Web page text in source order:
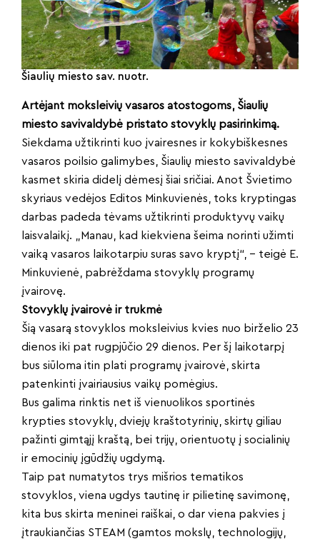
Šiaulių miesto sav. nuotr.
Artėjant moksleivių vasaros atostogoms, Šiaulių
miesto savivaldybė pristato stovyklų pasirinkimą.
Siekdama užtikrinti kuo įvairesnes ir kokybiškesnes
vasaros poilsio galimybes, Šiaulių miesto savivaldybė
kasmet skiria didelį dėmesį šiai sričiai. Anot Švietimo
skyriaus vedėjos Editos Minkuvienės, toks kryptingas
darbas padeda tėvams užtikrinti produktyvų vaikų
laisvalaikį. „Manau, kad kiekviena šeima norinti užimti
vaiką vasaros laikotarpiu suras savo kryptį“, – teigė E.
Minkuvienė, pabrėždama stovyklų programų
įvairovę.
Stovyklų įvairovė ir trukmė
Šią vasarą stovyklos moksleivius kvies nuo birželio 23
dienos iki pat rugpjūčio 29 dienos. Per šį laikotarpį
bus siūloma itin plati programų įvairovė, skirta
patenkinti įvairiausius vaikų pomėgius.
Bus galima rinktis net iš vienuolikos sportinės
krypties stovyklų, dviejų kraštotyrinių, skirtų giliau
pažinti gimtąjį kraštą, bei trijų, orientuotų į socialinių
ir emocinių įgūdžių ugdymą.
Taip pat numatytos trys mišrios tematikos
stovyklos, viena ugdys tautinę ir pilietinę savimonę,
kita bus skirta meninei raiškai, o dar viena pakvies į
įtraukiančias STEAM (gamtos mokslų, technologijų,